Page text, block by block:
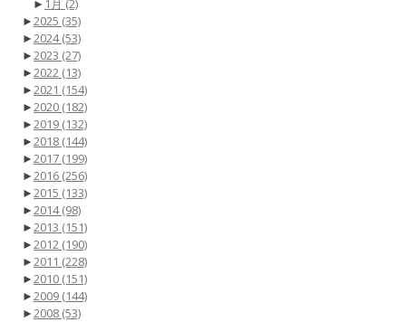
►2025 (35)
►2024(53)
►2023 (27)
►2022 (13)
►2021 (154)
►2020 (182)
►2019 (132)
►2018 (144)
►2017 (199)
►2016 (256)
►2015 (133)
►2014(98)
►2013 (151)
►2012 (190)
►2011 (228)
►2010 (151)
►2009 (144)
►2008 (53)